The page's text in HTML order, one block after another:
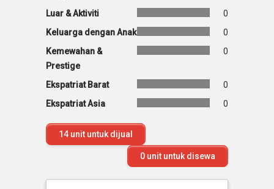
Luar & Aktiviti
0
Keluarga dengan Anak
0
Kemewahan &
Prestige
0
Ekspatriat Barat
0
Ekspatriat Asia
0
14 unit untuk dijual
0 unit untuk disewa